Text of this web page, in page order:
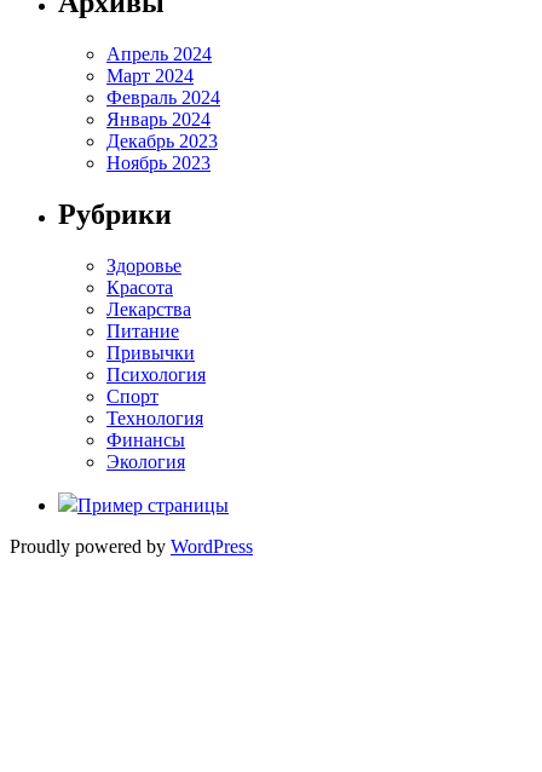
Апрель 2024
Март 2024
Февраль 2024
Январь 2024
Декабрь 2023
Ноябрь 2023
Рубрики
Здоровье
Красота
Лекарства
Питание
Привычки
Психология
Спорт
Технология
Финансы
Экология
Пример страницы
Proudly powered by WordPress